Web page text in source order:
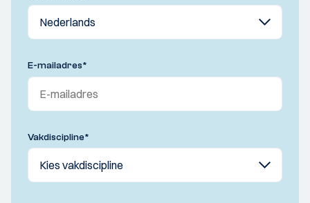
E-mailadres*
Vakdiscipline*